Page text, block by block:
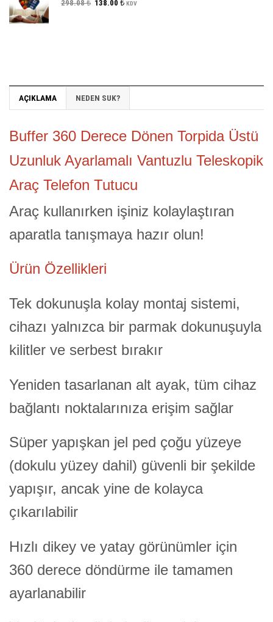
298.08₺ Orijinal
138.00 ₺ŞuKDV
AÇIKLAMA NEDEN SUK?
Buffer 360 Derece Dönen Torpida Üstü
Uzunluk Ayarlamalı Vantuzlu Teleskopik
Araç Telefon Tutucu
Araç kullanırken işiniz kolaylaştıran
aparatla tanışmaya hazır olun!
Ürün Özellikleri
Tek dokunuşla kolay montaj sistemi,
cihazı yalnızca bir parmak dokunuşuyla
kilitler ve serbest bırakır
Yeniden tasarlanan alt ayak, tüm cihaz
bağlantı noktalarınıza erişim sağlar
Süper yapışkan jel ped çoğu yüzeye
(dokulu yüzey dahil) güvenli bir şekilde
yapışır, ancak yine de kolayca
çıkarılabilir
Hızlı dikey ve yatay görünümler için
360 derece döndürme ile tamamen
ayarlanabilir